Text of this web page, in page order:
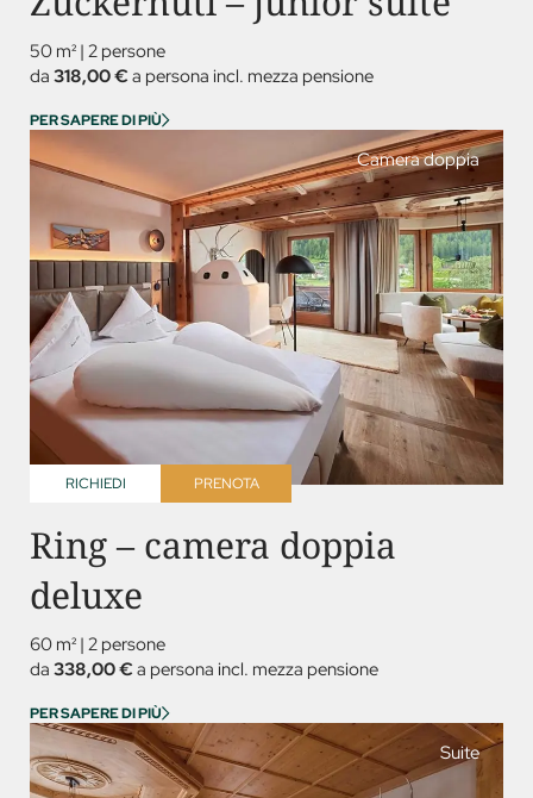
50 m² | 2 persone
da 318,00 € a persona incl. mezza pensione
PER SAPERE DI PIÙ
Camera doppia
PRENOTA
RICHIEDI
Ring – camera doppia
deluxe
60 m² | 2 persone
da 338,00 € a persona incl. mezza pensione
PER SAPERE DI PIÙ
Suite